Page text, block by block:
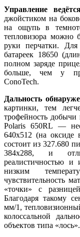
Управление
джойстиком на
на ощупь в
тепловизора можно
руки перчатки. Для
батареек 18650
полном заряде
больше, чем у
ConoTech.
Дальность
картинки, тем
трофейность
Polaris 650RL —
640x512 (на оксиде
состоит из 327.680
384x288, и
реалистичностью и
низким
чувствительность
«точки» с
Благодаря такому
мм/1,
колоссальной
объектов типа «лось».